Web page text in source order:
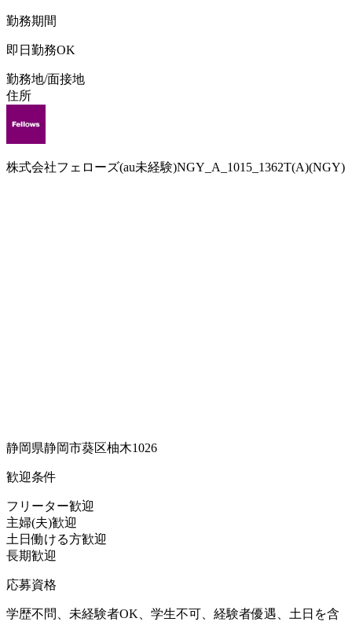
勤務期間
即日勤務OK
勤務地/面接地
住所
株式会社フェローズ(au未経験)NGY_A_1015_1362T(A)(NGY)
静岡県静岡市葵区柚木1026
歓迎条件
フリーター歓迎
主婦(夫)歓迎
土日働ける方歓迎
長期歓迎
応募資格
学歴不問、未経験者OK、学生不可、経験者優遇、土日を含